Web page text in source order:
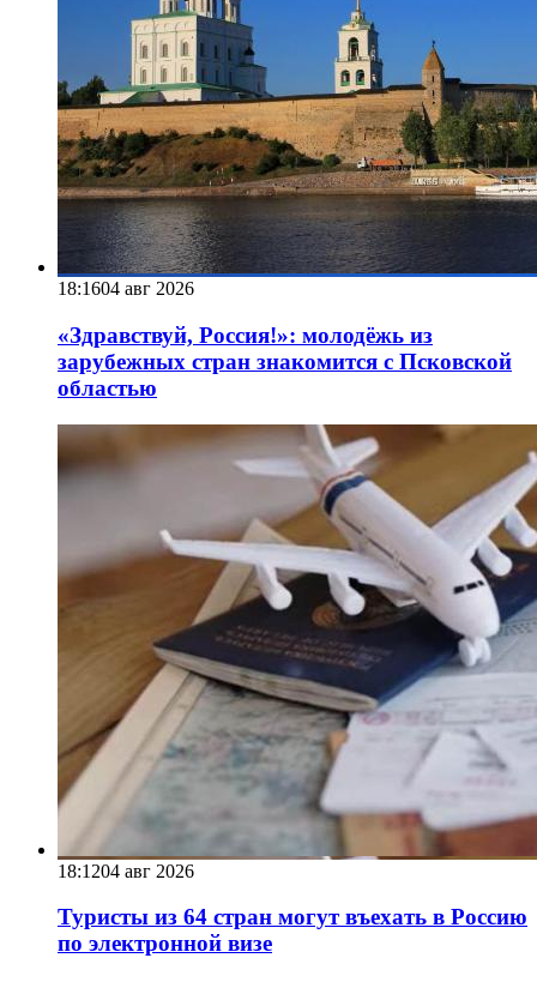
18:1604 авг 2026
«Здравствуй, Россия!»: молодёжь из
зарубежных стран знакомится с Псковской
областью
18:1204 авг 2026
Туристы из 64 стран могут въехать в Россию
по электронной визе